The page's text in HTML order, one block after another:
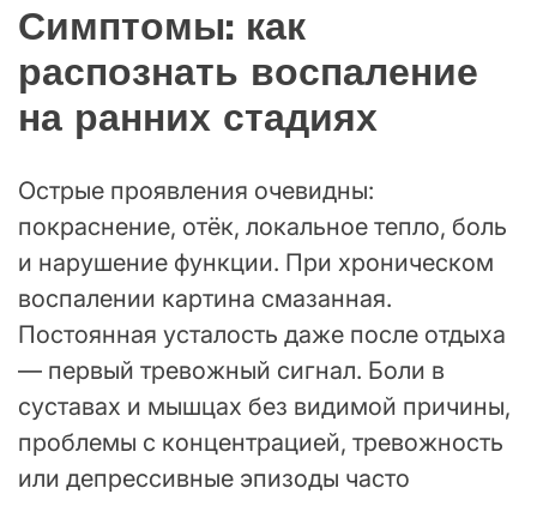
Симптомы: как
распознать воспаление
на ранних стадиях
Острые проявления очевидны:
покраснение, отёк, локальное тепло, боль
и нарушение функции. При хроническом
воспалении картина смазанная.
Постоянная усталость даже после отдыха
— первый тревожный сигнал. Боли в
суставах и мышцах без видимой причины,
проблемы с концентрацией, тревожность
или депрессивные эпизоды часто